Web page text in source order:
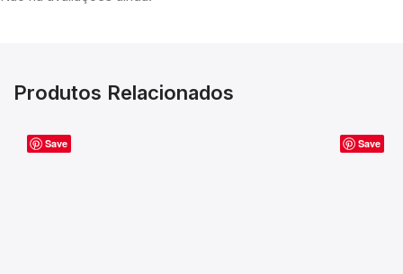
Produtos Relacionados
Save Save